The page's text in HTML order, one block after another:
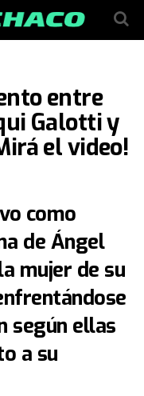
entre
Galotti y
el video!
como
de Ángel
mujer de su
según ellas
a su